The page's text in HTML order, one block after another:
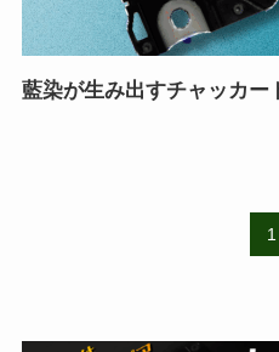
藍染が生み出すチャッカー
1